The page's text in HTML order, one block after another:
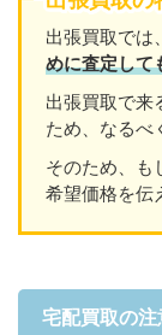
出張買取では
めに査定して
出張買取で来
ため、なるべ
そのため、も
希望価格を伝
宅配買取の注